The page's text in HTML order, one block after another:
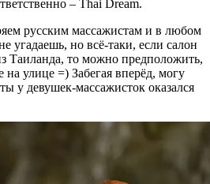
– Thai Dream.
русским массажистам и в любом
угадаешь, но всё-таки, если салон
Таиланда, то можно предположить,
на улице =) Забегая вперёд, могу
у девушек-массажисток оказался